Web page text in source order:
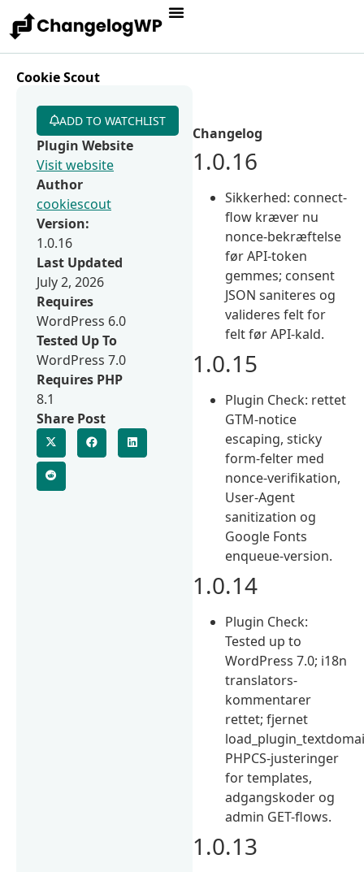
Cookie Scout
Changelog
1.0.16
Sikkerhed: connect-
flow kræver nu
nonce-bekræftelse
før API-token
gemmes; consent
JSON saniteres og
valideres felt for
felt før API-kald.
1.0.15
Plugin Check: rettet
GTM-notice
escaping, sticky
form-felter med
nonce-verifikation,
User-Agent
sanitization og
Google Fonts
enqueue-version.
1.0.14
Plugin Check:
Tested up to
WordPress 7.0; i18n
translators-
kommentarer
rettet; fjernet
PHPCS-justeringer
for templates,
adgangskoder og
admin GET-flows.
1.0.13
ADD TO WATCHLIST
Plugin Website
Visit website
Author
cookiescout
Version:
1.0.16
Last Updated
July 2, 2026
Requires
WordPress 6.0
Tested Up To
WordPress 7.0
Requires PHP
8.1
Share Post